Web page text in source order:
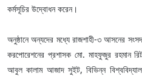
কর্মসূচির উদ্বোধন করেন।
অনুষ্ঠানে অন্যদের মধ্যে রাজশাহী-৩ আসনের
করপোরেশনের প্রশাসক মো. মাহফুজুর রহমান
আবুল কালাম আজাদ সুইট, বিভিন্ন